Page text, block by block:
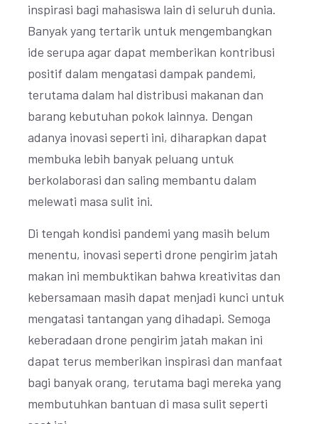
inspirasi bagi mahasiswa lain di seluruh dunia.
Banyak yang tertarik untuk mengembangkan
ide serupa agar dapat memberikan kontribusi
positif dalam mengatasi dampak pandemi,
terutama dalam hal distribusi makanan dan
barang kebutuhan pokok lainnya. Dengan
adanya inovasi seperti ini, diharapkan dapat
membuka lebih banyak peluang untuk
berkolaborasi dan saling membantu dalam
melewati masa sulit ini.
Di tengah kondisi pandemi yang masih belum
menentu, inovasi seperti drone pengirim jatah
makan ini membuktikan bahwa kreativitas dan
kebersamaan masih dapat menjadi kunci untuk
mengatasi tantangan yang dihadapi. Semoga
keberadaan drone pengirim jatah makan ini
dapat terus memberikan inspirasi dan manfaat
bagi banyak orang, terutama bagi mereka yang
membutuhkan bantuan di masa sulit seperti